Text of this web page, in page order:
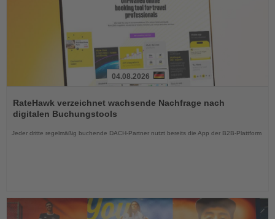
Sie
die
Nachrichten
04.08.2026
RateHawk verzeichnet wachsende Nachfrage nach
digitalen Buchungstools
Jeder dritte regelmäßig buchende DACH-Partner nutzt bereits die App der B2B-Plattform